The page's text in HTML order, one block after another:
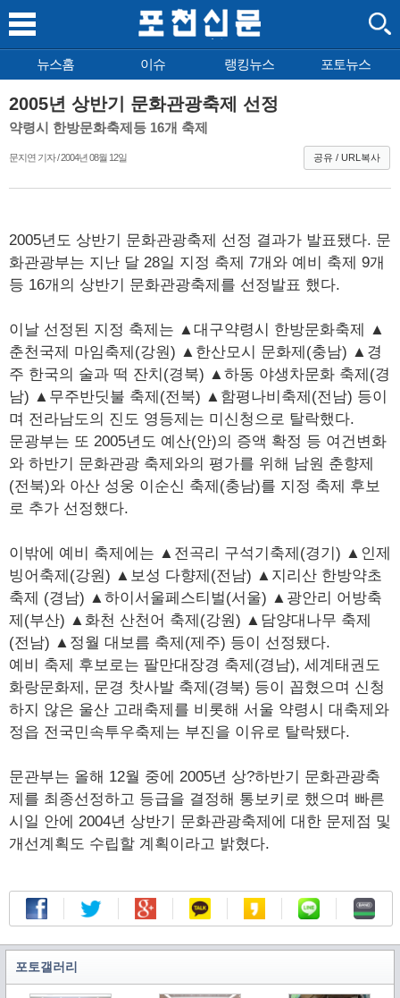
뉴스홈 이슈 랭킹뉴스 포토뉴스
2005년 상반기 문화관광축제 선정
약령시 한방문화축제등 16개 축제
문지연 기자 / 2004년 08월 12일 공유 / URL복사
2005년도 상반기 문화관광축제 선정 결과가 발표됐다. 문
화관광부는 지난 달 28일 지정 축제 7개와 예비 축제 9개
등 16개의 상반기 문화관광축제를 선정발표 했다.
이날 선정된 지정 축제는 ▲대구약령시 한방문화축제 ▲
춘천국제 마임축제(강원) ▲한산모시 문화제(충남) ▲경
주 한국의 술과 떡 잔치(경북) ▲하동 야생차문화 축제(경
남) ▲무주반딧불 축제(전북) ▲함평나비축제(전남) 등이
며 전라남도의 진도 영등제는 미신청으로 탈락했다.
문광부는 또 2005년도 예산(안)의 증액 확정 등 여건변화
와 하반기 문화관광 축제와의 평가를 위해 남원 춘향제
(전북)와 아산 성웅 이순신 축제(충남)를 지정 축제 후보
로 추가 선정했다.
이밖에 예비 축제에는 ▲전곡리 구석기축제(경기) ▲인제
빙어축제(강원) ▲보성 다향제(전남) ▲지리산 한방약초
축제 (경남) ▲하이서울페스티벌(서울) ▲광안리 어방축
제(부산) ▲화천 산천어 축제(강원) ▲담양대나무 축제
(전남) ▲정월 대보름 축제(제주) 등이 선정됐다.
예비 축제 후보로는 팔만대장경 축제(경남), 세계태권도
화랑문화제, 문경 찻사발 축제(경북) 등이 꼽혔으며 신청
하지 않은 울산 고래축제를 비롯해 서울 약령시 대축제와
정읍 전국민속투우축제는 부진을 이유로 탈락됐다.
문관부는 올해 12월 중에 2005년 상?하반기 문화관광축
제를 최종선정하고 등급을 결정해 통보키로 했으며 빠른
시일 안에 2004년 상반기 문화관광축제에 대한 문제점 및
개선계획도 수립할 계획이라고 밝혔다.
포토갤러리